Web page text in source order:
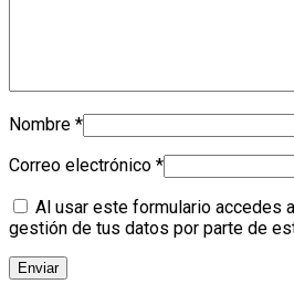
Nombre *
Correo electrónico *
Al usar este formulario accedes
gestión de tus datos por parte de